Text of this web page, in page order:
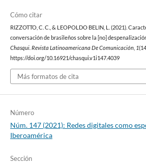
Cómo citar
RIZZOTTO, C. C., & LEOPOLDO BELIN, L. (2021).
conversación de brasileños sobre la [no]
Chasqui. Revista Latinoamericana De Comunicación, 1
https://doi.org/10.16921/chasqui.v1i147.4039
Más formatos de cita
Número
Núm. 147 (2021): Redes digitales como
Iberoamérica
Sección